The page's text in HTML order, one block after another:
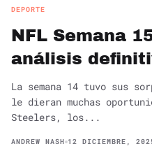
DEPORTE
NFL Semana
análisis
La semana 14 tuvo sus
le dieran muchas
Steelers, los...
ANDREW NASH 12 DICIEMBRE,